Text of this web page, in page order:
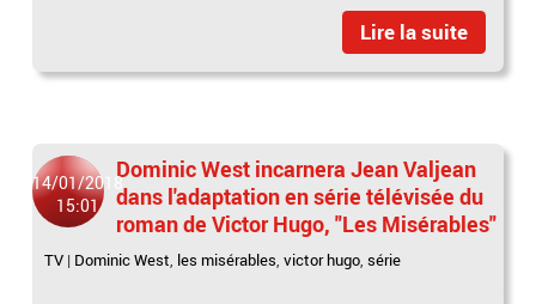
Lire la suite
14/01/2018
15:01
Dominic West incarnera Jean Valjean
dans l'adaptation en série télévisée du
roman de Victor Hugo, "Les Misérables"
TV | Dominic West, les misérables,victor hugo,série